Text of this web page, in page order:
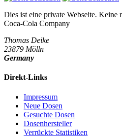
Dies ist eine private Webseite. Keine
Coca-Cola Company
Thomas Deike
23879 Mölln
Germany
Direkt-Links
Impressum
Neue Dosen
Gesuchte Dosen
Dosenhersteller
Verrückte Statistiken